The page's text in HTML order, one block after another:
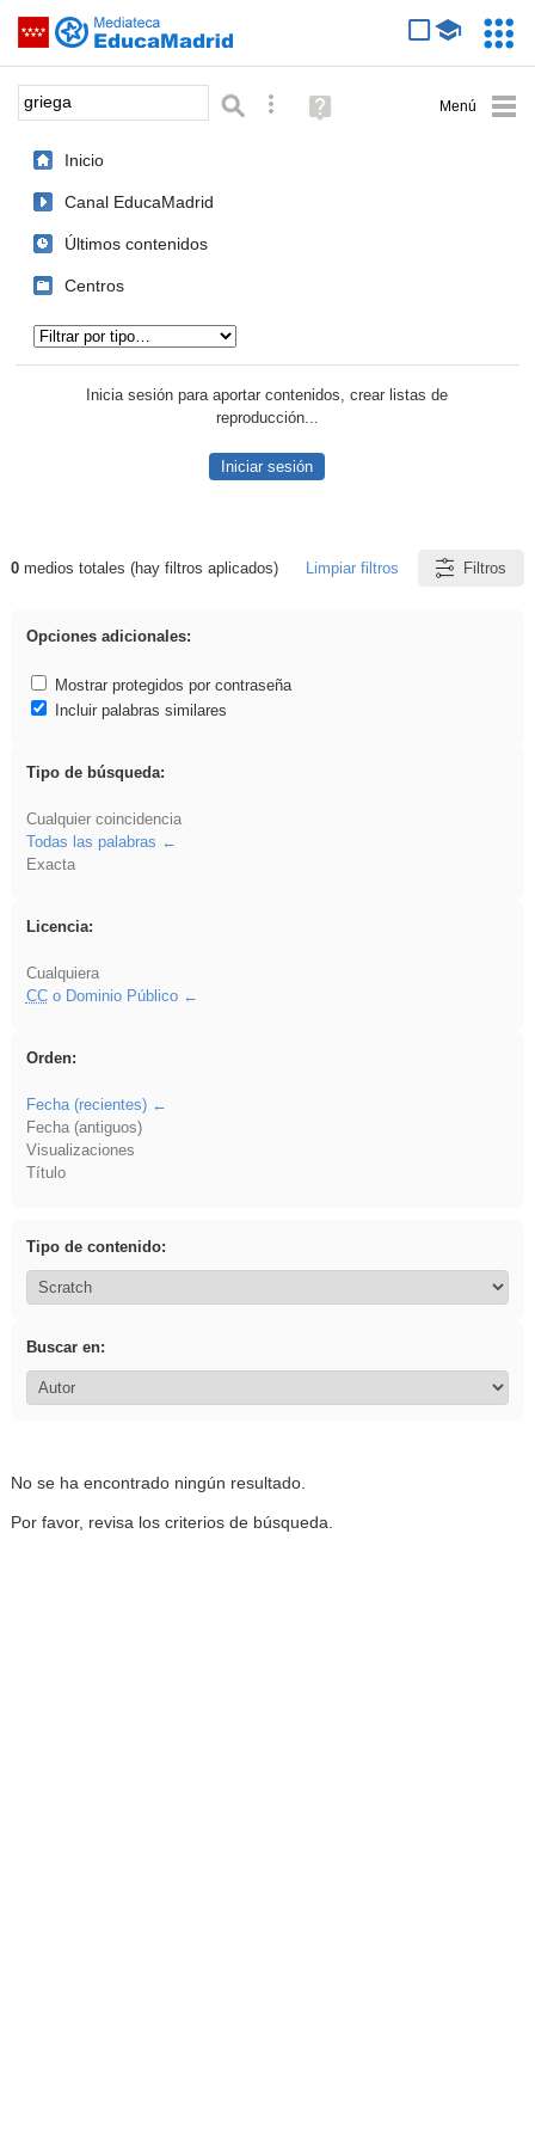
Saltar navegación
Palabra o frase: Búsqueda avanzada
Ayuda
(en
Inicio
Canal EducaMadrid
Últimos contenidos
Centros
Inicia sesión para aportar contenidos, crear listas de
reproducción...
Iniciar sesión
Resultados de: griega
0medios totales (hay filtros aplicados) Limpiar filtros Filtros
Opciones adicionales:
Mostrar protegidos por contraseña
Incluir palabras similares
Tipo de búsqueda:
Cualquier coincidencia
Todas las palabras
Exacta
Licencia:
Cualquiera
CCo Dominio Público
Orden:
Fecha (recientes)
Fecha (antiguos)
Visualizaciones
Título
Tipo de contenido:
Buscar en:
No se ha encontrado ningún resultado.
Por favor, revisa los criterios de búsqueda.